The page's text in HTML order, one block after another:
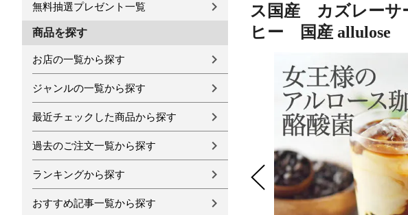
無料抽選プレゼント一覧
商品を探す
お店の一覧から探す
ジャンルの一覧から探す
最近チェックした商品から探す
過去のご注文一覧から探す
ランキングから探す
おすすめ記事一覧から探す
ス国産 カズレー
ヒー 国産 allulose